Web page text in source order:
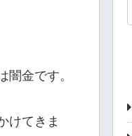
金です。
けてきま